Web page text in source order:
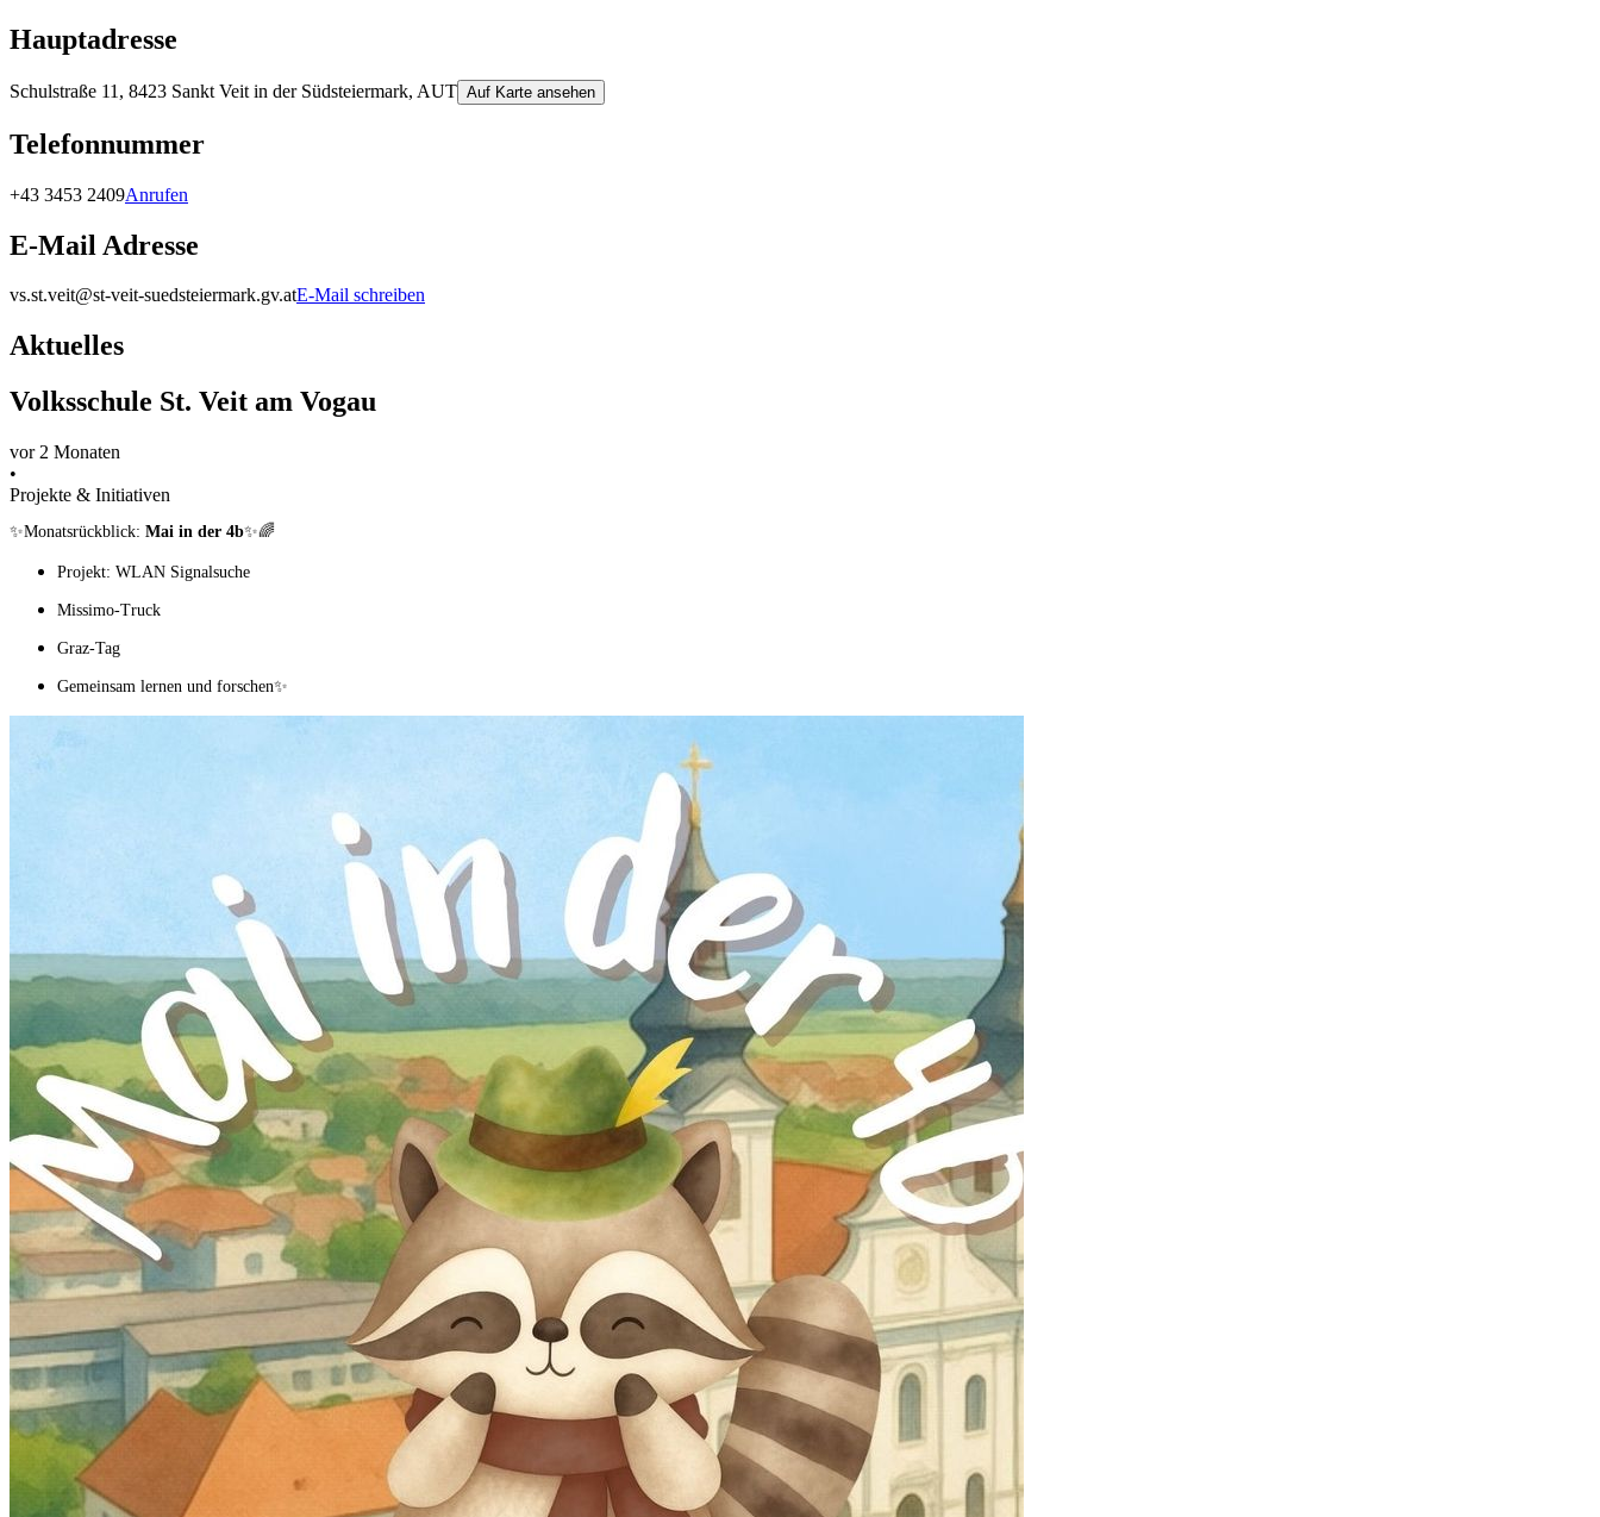
Hauptadresse
Schulstraße 11, 8423 Sankt Veit in der Südsteiermark, AUT Auf Karte ansehen
Telefonnummer
+43 3453 2409Anrufen
E-Mail Adresse
vs.st.veit@st-veit-suedsteiermark.gv.atE-Mail schreiben
Aktuelles
Volksschule St. Veit am Vogau
vor 2 Monaten
•
Projekte & Initiativen
✨Monatsrückblick: Mai in der 4b✨🌈
Projekt: WLAN Signalsuche
Missimo-Truck
Graz-Tag
Gemeinsam lernen und forschen✨